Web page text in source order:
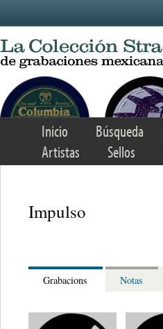
Inicio Búsqueda
Artistas
Sellos
Impulso
Grabacions Notas